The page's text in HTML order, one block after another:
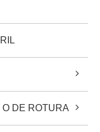
DE ROTURA